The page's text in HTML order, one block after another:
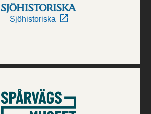
Sjöhistoriska